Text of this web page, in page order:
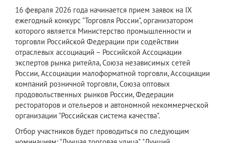
16 февраля 2026 года начинается прием заявок на IX
ежегодный конкурс "Торговля России", организатором
которого является Министерство промышленности и
торговли Российской Федерации при содействии
отраслевых ассоциаций – Российской Ассоциации
экспертов рынка ритейла, Союза независимых сетей
России, Ассоциации малоформатной торговли, Ассоциации
компаний розничной торговли, Союза оптовых
продовольственных рынков России, Федерации
рестораторов и отельеров и автономной некоммерческой
организации "Российская система качества".
Отбор участников будет проводиться по следующим